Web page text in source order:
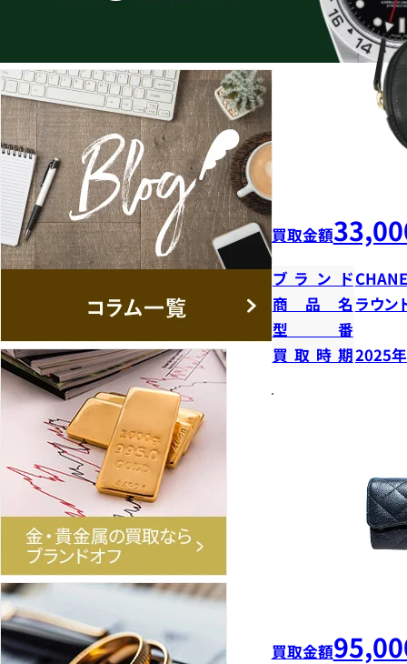
買取金額
ブランド
商品名 ラウン
型番
買取時期2025
買取金額